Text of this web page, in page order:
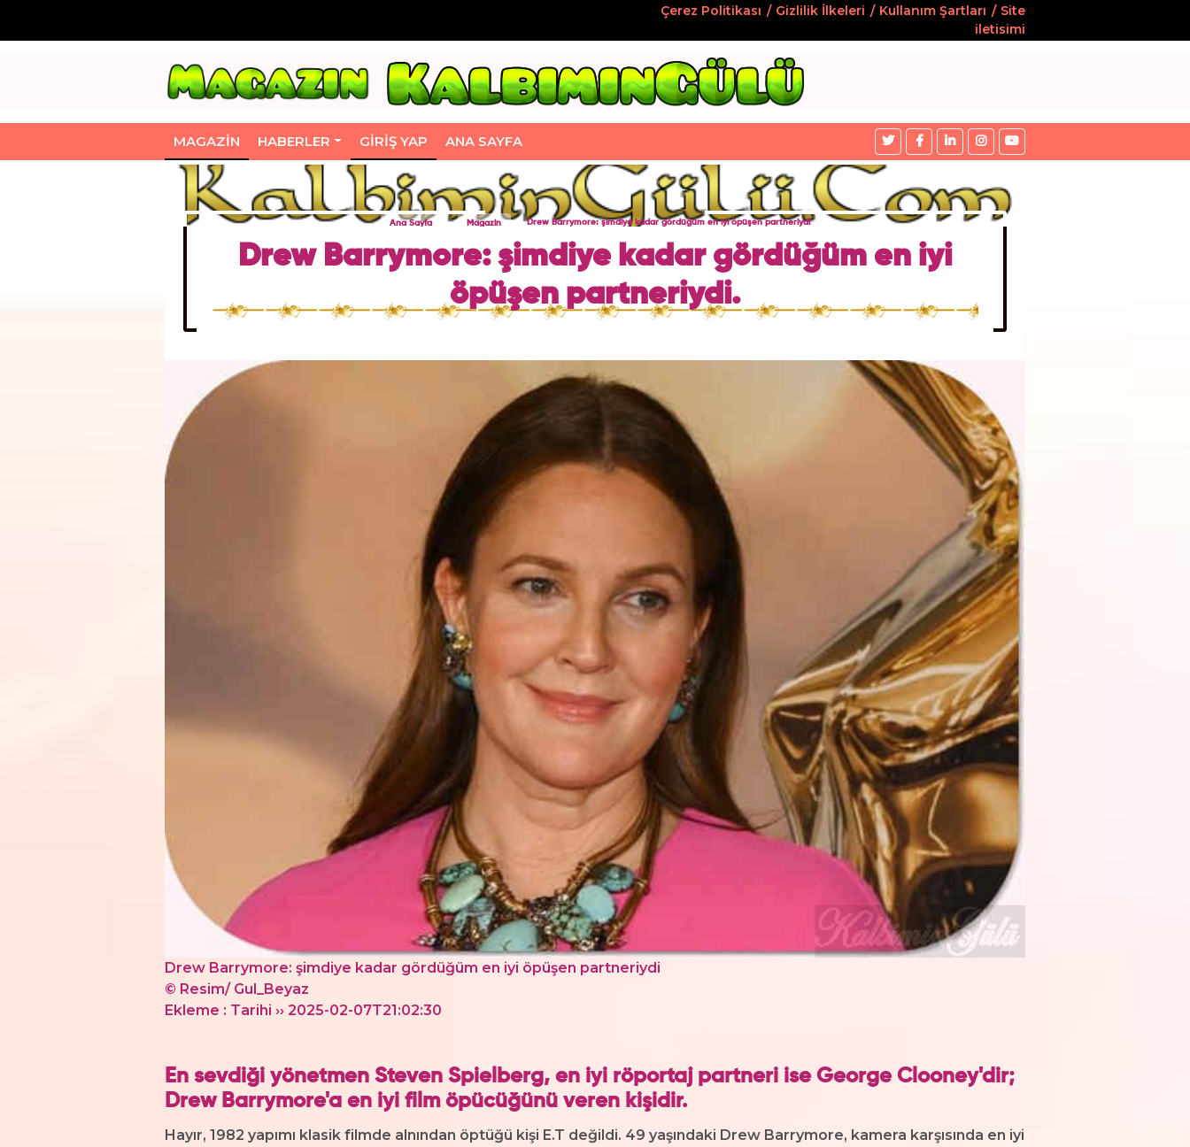
Çerez Politikası Gizlilik İlkeleri Kullanım Şartları
Site
iletisimi
MAGAZIN HABERLER GIRIŞ YAP ANA SAYFA
Ana Sayfa Magazin Drew Barrymore: şimdiye kadar gördüğüm en iyi öpüşen partneriydi
Drew Barrymore: şimdiye kadar gördüğüm en iyi
öpüşen partneriydi.
Drew Barrymore: şimdiye kadar gördüğüm en iyi öpüşen partneriydi
© Resim/ Gul_Beyaz
Ekleme : Tarihi ›› 2025-02-07T21:02:30
En sevdiği yönetmen Steven Spielberg, en iyi röportaj partneri ise George Clooney'dir;
Drew Barrymore'a en iyi film öpücüğünü veren kişidir.
Hayır, 1982 yapımı klasik filmde alnından öptüğü kişi E.T değildi. 49 yaşındaki Drew Barrymore, kamera karşısında en iyi